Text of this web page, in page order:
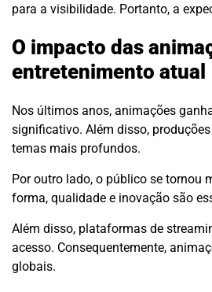
para a visibilidade. Portanto, a
O impacto das
entretenimento atual
Nos últimos anos, animações
significativo. Além disso,
temas mais profundos.
Por outro lado, o público se tornou
forma, qualidade e inovação são
Além disso, plataformas de
acesso. Consequentemente,
globais.